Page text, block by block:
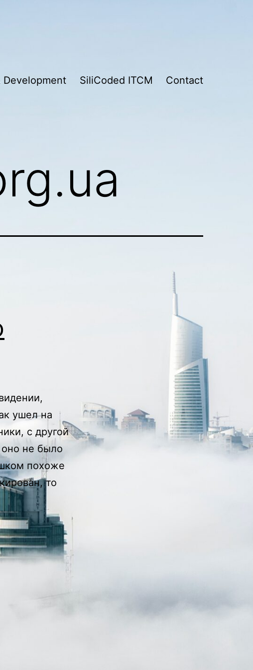
Development SiliCoded ITCM Contact
ушел на
с другой
оно не было
похоже
то